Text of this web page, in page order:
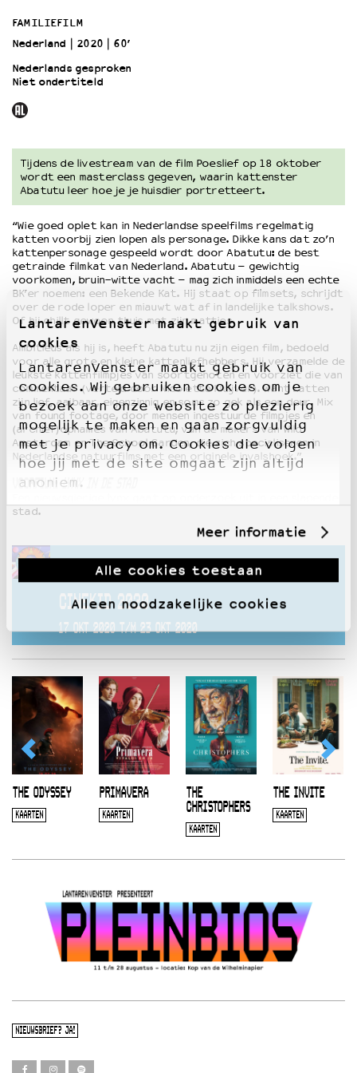
LantarenVenster maakt gebruik van
cookies
LantarenVenster maakt gebruik van
cookies. Wij gebruiken cookies om je
bezoek aan onze website zo plezierig
mogelijk te maken en gaan zorgvuldig
met je privacy om. Cookies die volgen
hoe jij met de site omgaat zijn altijd
anoniem.
Meer informatie
Alle cookies toestaan
Alleen noodzakelijke cookies
OVER LANTARENVENSTER
Wat we doen
Werken bij
Wie is wie
Word vriend
Partners
Huisregels
Privacyverklaring
Duurzaamheid
Culturele boycot Israël
Ruimte voor artistieke vrijheid – VNPF
FAMILIEFILM
Nederland
2020
60’
Nederlands gesproken
Niet ondertiteld
Tijdens de livestream van de film Poeslief op 18 oktober
wordt een masterclass gegeven, waarin kattenster
Abatutu leer hoe je je huisdier portretteert.
“Wie goed oplet kan in Nederlandse speelfilms regelmatig
katten voorbij zien lopen als personage. Dikke kans dat zo’n
kattenpersonage gespeeld wordt door Abatutu: de best
getrainde filmkat van Nederland. Abatutu – gewichtig
voorkomen, bruin-witte vacht – mag zich inmiddels een echte
BK’er noemen: een Bekende Kat. Hij staat op filmsets, schrijdt
over de rode loper en miauwt wat af in landelijke talkshows.
Of hij chillt gewoon thuis met zijn matties.
Ambitieus als hij is, heeft Abatutu nu zijn eigen film, bedoeld
voor alle grote en kleine kattenliefhebbers. Hij verzamelde de
leukste kattenfilmpjes van soortgenoten en voorziet die van
commentaar (verteld door Nicolette Kluijver). Want katten
zijn lief, aaibaar, eigenzinnig en soms zo gek als een deur. Mix
van found footage, door mensen ingestuurde filmpjes en
(archief)opnames van Abatutu, van de makers van Wild
Amsterdam en The School Garden, die zich specialiseren in
Nederlandse natuurfilms met een originele invalshoek.”
VOORFILM:LYNX IN DE STAD
stad.
Deze voorstelling hoort bij
CINEKID 2020
17 OKT 2020 T/M 23 OKT 2020
THE ODYSSEY
KAARTEN
PRIMAVERA
KAARTEN
THE
CHRISTOPHERS
KAARTEN
THE INVITE
KAARTEN
NIEUWSBRIEF? JA!